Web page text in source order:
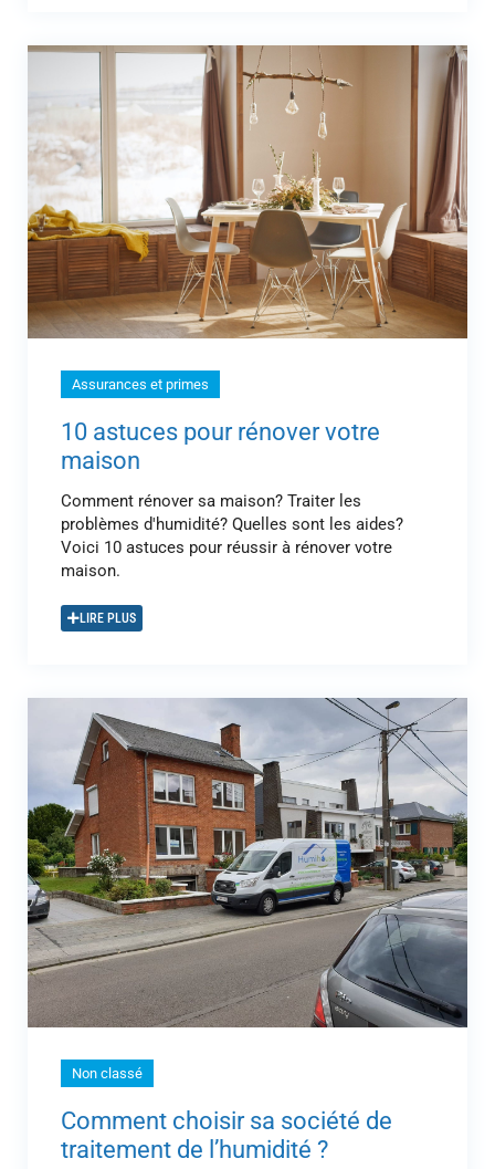
Assurances et primes
10 astuces pour rénover votre
maison
Comment rénover sa maison? Traiter les
problèmes d'humidité? Quelles sont les aides?
Voici 10 astuces pour réussir à rénover votre
maison.
LIRE PLUS
Non classé
Comment choisir sa société de
traitement de l’humidité ?